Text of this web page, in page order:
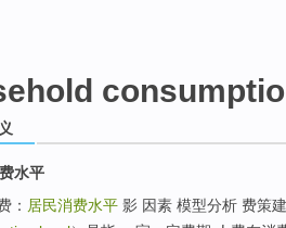
水平
： 居民消费水平 影 因素 模型分析 费策